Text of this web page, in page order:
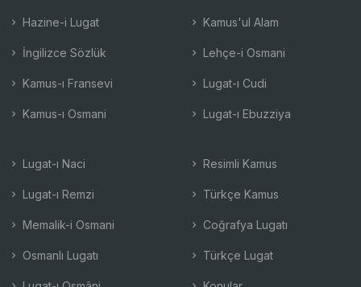
Hazine-i Lugat
İngilizce Sözlük
Kamus-ı Fransevi
Kamus-ı Osmani
Kamus'ul Alam
Lehçe-i Osmani
Lugat-ı Cudi
Lugat-ı Ebuzziya
Lugat-ı Naci
Lugat-ı Remzi
Memalik-i Osmani
Osmanlı Lugatı
Resimli Kamus
Türkçe Kamus
Coğrafya Lugatı
Türkçe Lugat